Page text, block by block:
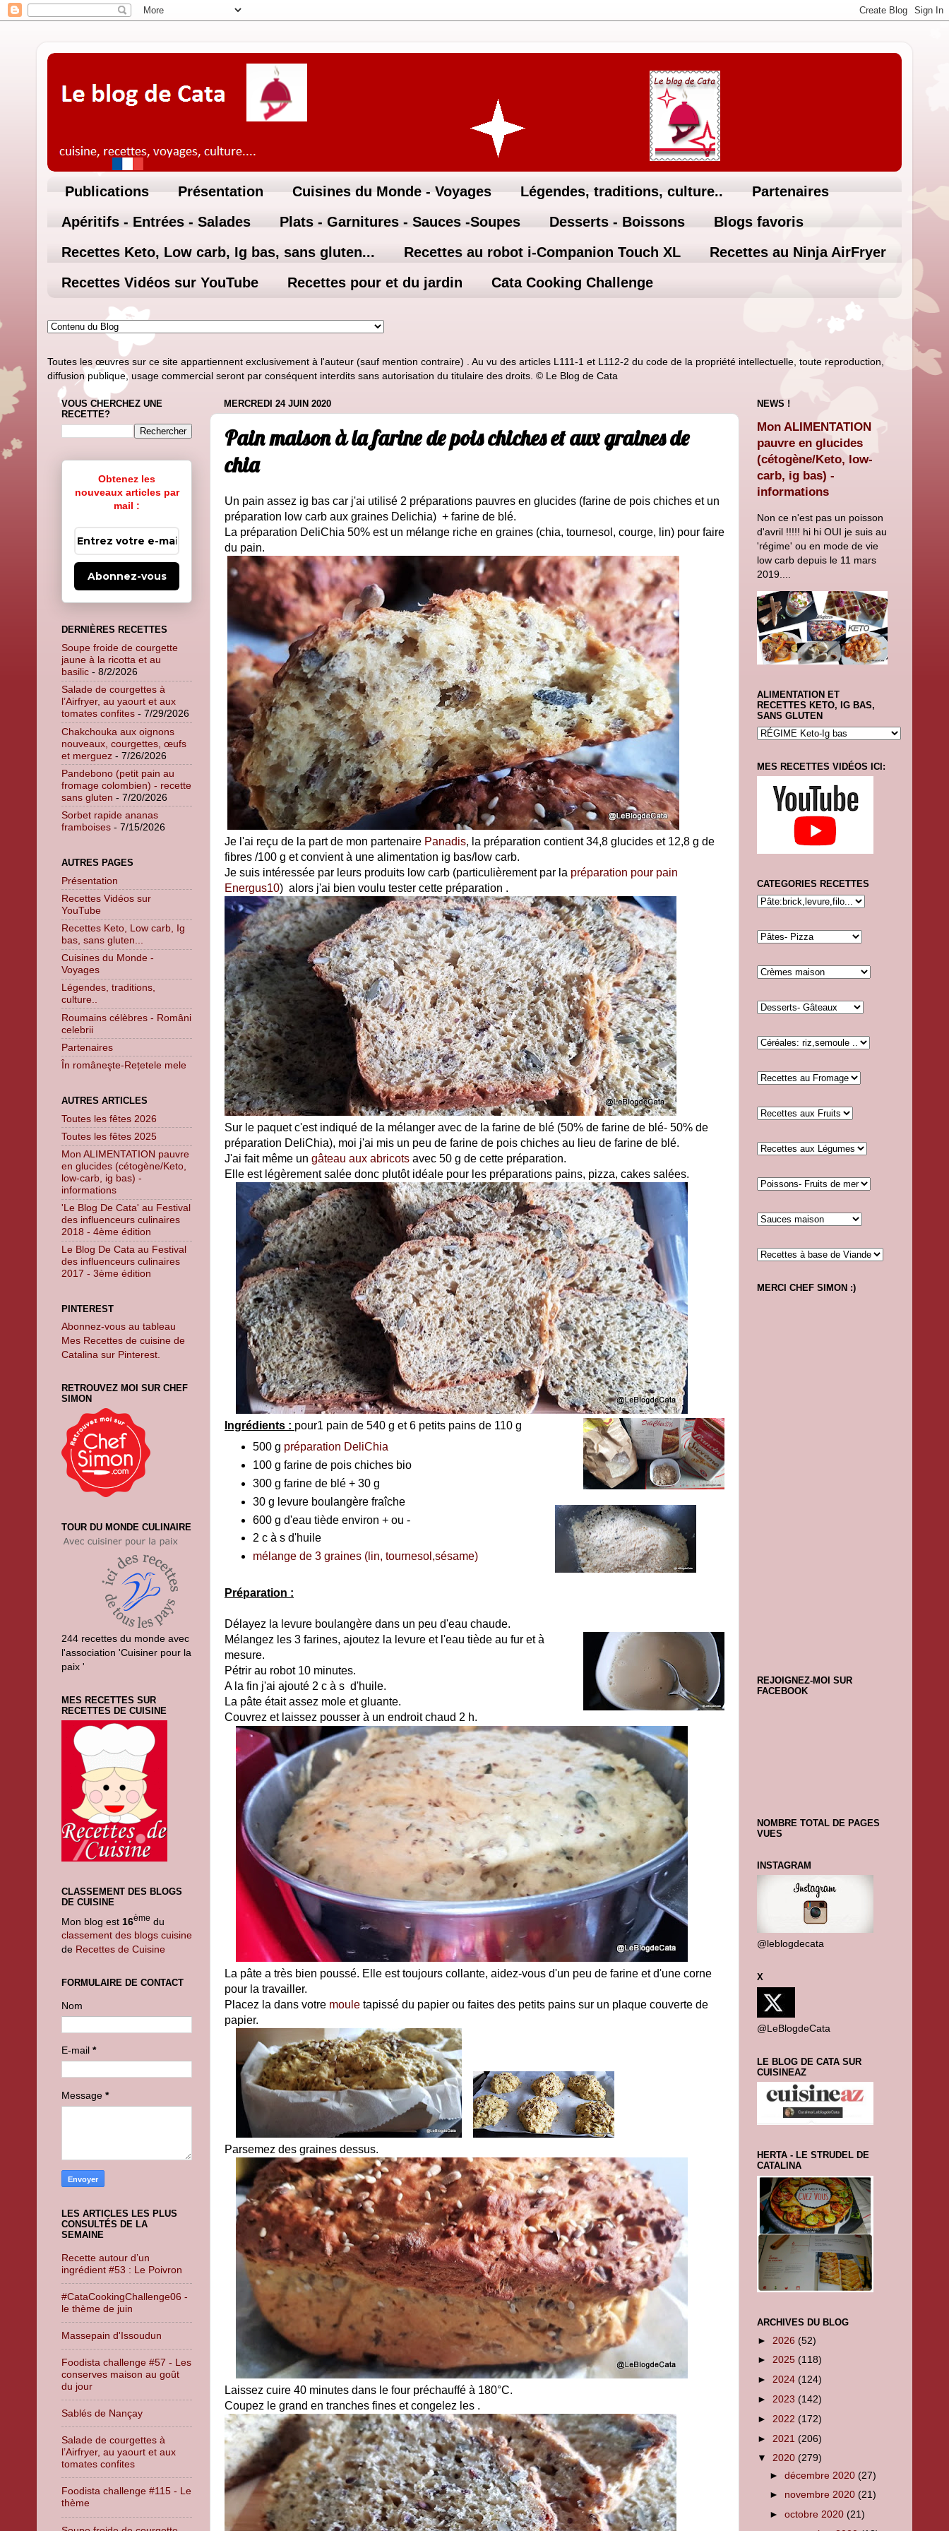
Publications Présentation Cuisines du Monde - Voyages Légendes, traditions, culture..
Partenaires
Apéritifs - Entrées - Salades
Plats - Garnitures - Sauces -Soupes Desserts - Boissons
Blogs favoris
Recettes Keto, Low carb, Ig bas, sans gluten...
Recettes au robot i-Companion Touch XL
Recettes au Ninja AirFryer
Recettes Vidéos sur YouTube
Recettes pour et du jardin Cata Cooking Challenge
Toutes les œuvres sur ce site appartiennent exclusivement à l'auteur (sauf mention contraire) . Au vu des articles L111-1 et L112-2 du code de la propriété intellectuelle, toute reproduction,
diffusion publique, usage commercial seront par conséquent interdits sans autorisation du titulaire des droits. © Le Blog de Cata
MERCREDI 24 JUIN 2020
Pain maison à la farine de pois chiches et aux graines de
chia
Un pain assez ig bas car j'ai utilisé 2 préparations pauvres en glucides (farine de pois chiches et un
préparation low carb aux graines Delichia) + farine de blé.
La préparation DeliChia 50% est un mélange riche en graines (chia, tournesol, courge, lin) pour faire
du pain.
Je l'ai reçu de la part de mon partenaire Panadis, la préparation contient 34,8 glucides et 12,8 g de
fibres /100 g et convient à une alimentation ig bas/low carb.
Je suis intéressée par leurs produits low carb (particulièrement par la préparation pour pain
Energus10) alors j'ai bien voulu tester cette préparation .
Sur le paquet c'est indiqué de la mélanger avec de la farine de blé (50% de farine de blé- 50% de
préparation DeliChia), moi j'ai mis un peu de farine de pois chiches au lieu de farine de blé.
J'ai fait même un gâteau aux abricots avec 50 g de cette préparation.
Elle est légèrement salée donc plutôt idéale pour les préparations pains, pizza, cakes salées.
Ingrédients : pour1 pain de 540 g et 6 petits pains de 110 g
500 g préparation DeliChia
100 g farine de pois chiches bio
300 g farine de blé + 30 g
30 g levure boulangère fraîche
600 g d'eau tiède environ + ou -
2 c à s d'huile
mélange de 3 graines (lin, tournesol,sésame)
Préparation :
Délayez la levure boulangère dans un peu d'eau chaude.
Mélangez les 3 farines, ajoutez la levure et l'eau tiède au fur et à
mesure.
Pétrir au robot 10 minutes.
A la fin j'ai ajouté 2 c à s d'huile.
La pâte était assez mole et gluante.
Couvrez et laissez pousser à un endroit chaud 2 h.
La pâte a très bien poussé. Elle est toujours collante, aidez-vous d'un peu de farine et d'une corne
pour la travailler.
Placez la dans votre moule tapissé du papier ou faites des petits pains sur un plaque couverte de
papier.
Parsemez des graines dessus.
Laissez cuire 40 minutes dans le four préchauffé à 180°C.
Coupez le grand en tranches fines et congelez les .
VOUS CHERCHEZ UNE
RECETTE?
Obtenez les
nouveaux articles par
mail :
Abonnez-vous
DERNIÈRES RECETTES
Soupe froide de courgette
jaune à la ricotta et au
basilic - 8/2/2026
Salade de courgettes à
l’Airfryer, au yaourt et aux
tomates confites - 7/29/2026
Chakchouka aux oignons
nouveaux, courgettes, œufs
et merguez - 7/26/2026
Pandebono (petit pain au
fromage colombien) - recette
sans gluten - 7/20/2026
Sorbet rapide ananas
framboises - 7/15/2026
AUTRES PAGES
Présentation
Recettes Vidéos sur
YouTube
Recettes Keto, Low carb, Ig
bas, sans gluten...
Cuisines du Monde -
Voyages
Légendes, traditions,
culture..
Roumains célèbres - Români
celebrii
Partenaires
În româneşte-Rețetele mele
AUTRES ARTICLES
Toutes les fêtes 2026
Toutes les fêtes 2025
Mon ALIMENTATION pauvre
en glucides (cétogène/Keto,
low-carb, ig bas) -
informations
'Le Blog De Cata' au Festival
des influenceurs culinaires
2018 - 4ème édition
Le Blog De Cata au Festival
des influenceurs culinaires
2017 - 3ème édition
PINTEREST
Abonnez-vous au tableau
Mes Recettes de cuisine de
Catalina sur Pinterest.
RETROUVEZ MOI SUR CHEF
SIMON
TOUR DU MONDE CULINAIRE
244 recettes du monde avec
l'association 'Cuisiner pour la
paix '
MES RECETTES SUR
RECETTES DE CUISINE
CLASSEMENT DES BLOGS
DE CUISINE
Mon blog est 16ème du
classement des blogs cuisine
de Recettes de Cuisine
FORMULAIRE DE CONTACT
Nom
E-mail *
Message *
LES ARTICLES LES PLUS
CONSULTÉS DE LA
SEMAINE
Recette autour d’un
ingrédient #53 : Le Poivron
#CataCookingChallenge06 -
le thème de juin
Massepain d'Issoudun
Foodista challenge #57 - Les
conserves maison au goût
du jour
Sablés de Nançay
Salade de courgettes à
l’Airfryer, au yaourt et aux
tomates confites
Foodista challenge #115 - Le
thème
NEWS !
Mon ALIMENTATION
pauvre en glucides
(cétogène/Keto, low-
carb, ig bas) -
informations
Non ce n'est pas un poisson
d'avril !!!!! hi hi OUI je suis au
'régime' ou en mode de vie
low carb depuis le 11 mars
2019....
ALIMENTATION ET
RECETTES KETO, IG BAS,
SANS GLUTEN
MES RECETTES VIDÉOS ICI:
CATEGORIES RECETTES
MERCI CHEF SIMON :)
REJOIGNEZ-MOI SUR
FACEBOOK
NOMBRE TOTAL DE PAGES
VUES
INSTAGRAM
@leblogdecata
X
@LeBlogdeCata
LE BLOG DE CATA SUR
CUISINEAZ
HERTA - LE STRUDEL DE
CATALINA
ARCHIVES DU BLOG
► 2026 (52)
► 2025 (118)
► 2024 (124)
► 2023 (142)
► 2022 (172)
► 2021 (206)
▼ 2020 (279)
►décembre 2020(27)
► novembre 2020(21)
►octobre 2020(21)